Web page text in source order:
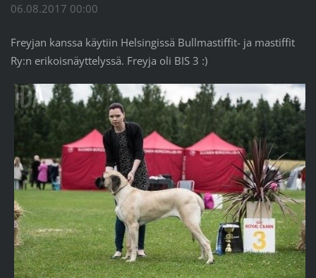
06.08.2017 00:00
Freyjan kanssa käytiin Helsingissä Bullmastiffit- ja mastiffit
Ry:n erikoisnäyttelyssä. Freyja oli BIS 3 :)